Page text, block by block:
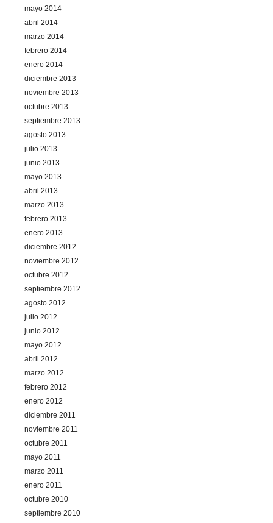
mayo 2014
abril 2014
marzo 2014
febrero 2014
enero 2014
diciembre 2013
noviembre 2013
octubre 2013
septiembre 2013
agosto 2013
julio 2013
junio 2013
mayo 2013
abril 2013
marzo 2013
febrero 2013
enero 2013
diciembre 2012
noviembre 2012
octubre 2012
septiembre 2012
agosto 2012
julio 2012
junio 2012
mayo 2012
abril 2012
marzo 2012
febrero 2012
enero 2012
diciembre 2011
noviembre 2011
octubre 2011
mayo 2011
marzo 2011
enero 2011
octubre 2010
septiembre 2010